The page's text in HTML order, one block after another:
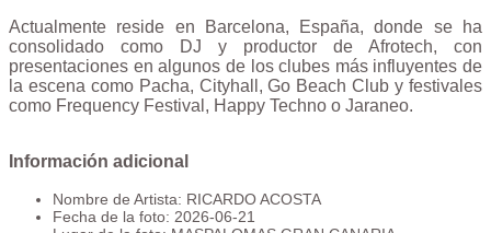
Actualmente reside en Barcelona, ​​España, donde se ha
consolidado como DJ y productor de Afrotech, con
presentaciones en algunos de los clubes más influyentes de
la escena como Pacha, Cityhall, Go Beach Club y festivales
como Frequency Festival, Happy Techno o Jaraneo.
Información adicional
Nombre de Artista: RICARDO ACOSTA
Fecha de la foto: 2026-06-21